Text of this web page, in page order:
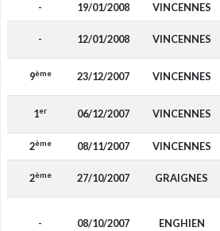
- 19/01/2008 VINCENNES
- 12/01/2008 VINCENNES
9ème 23/12/2007 VINCENNES
1er 06/12/2007 VINCENNES
2ème 08/11/2007 VINCENNES
2ème 27/10/2007 GRAIGNES
- 08/10/2007 ENGHIEN